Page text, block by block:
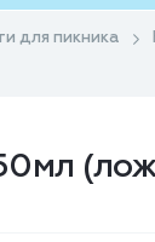
для пикника